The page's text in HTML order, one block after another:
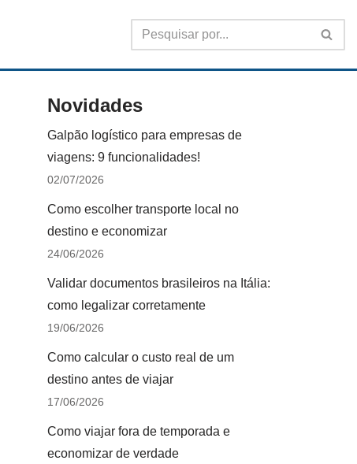
Novidades
Galpão logístico para empresas de
viagens: 9 funcionalidades!
02/07/2026
Como escolher transporte local no
destino e economizar
24/06/2026
Validar documentos brasileiros na Itália:
como legalizar corretamente
19/06/2026
Como calcular o custo real de um
destino antes de viajar
17/06/2026
Como viajar fora de temporada e
economizar de verdade